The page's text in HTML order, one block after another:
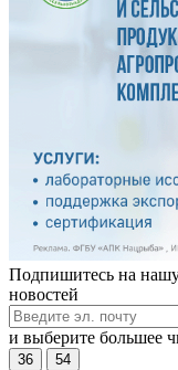
Подпишитесь на нашу
новостей
и выберите большее
36 54